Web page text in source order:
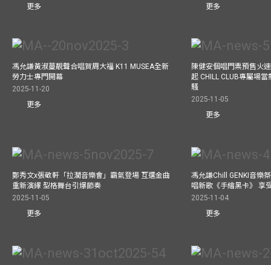
更多
更多
馮允謙黃淑蔓靚聲合唱賀周大福 K11 MUSEA全新
勞力士專門開幕
2025-11-20
更多
陳健安個唱門票預售火
起 CHILL CLUB專屬場
騷
2025-11-05
更多
鄭秀文x張敬軒「拉濶音樂會」霸氣登場 互選金曲
重新演繹 型格舞台引爆節奏
2025-11-05
更多
馮允謙Chill GENKI音樂
唱新歌《手繪黑卡》 享
2025-11-04
更多